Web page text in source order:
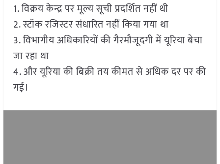
1. विक्रय केन्द्र पर मूल्य सूची प्रदर्शित नहीं थी
2. स्टॉक रजिस्टर संधारित नहीं किया गया था
3. विभागीय अधिकारियों की गैरमौजूदगी में यूरिया बेचा
जा रहा था
4. और यूरिया की बिक्री तय कीमत से अधिक दर पर की
गई।